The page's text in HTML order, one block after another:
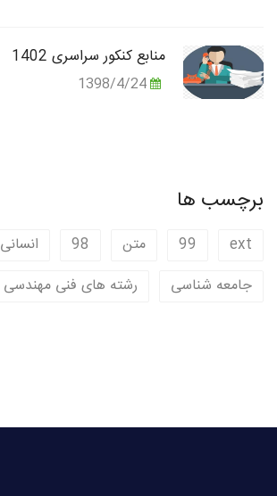
منابع کنکور سراسری 1402
برچسب ها
ext
99 متن 98 انسانی
جامعه شناسی
رشته های فنی مهندسی